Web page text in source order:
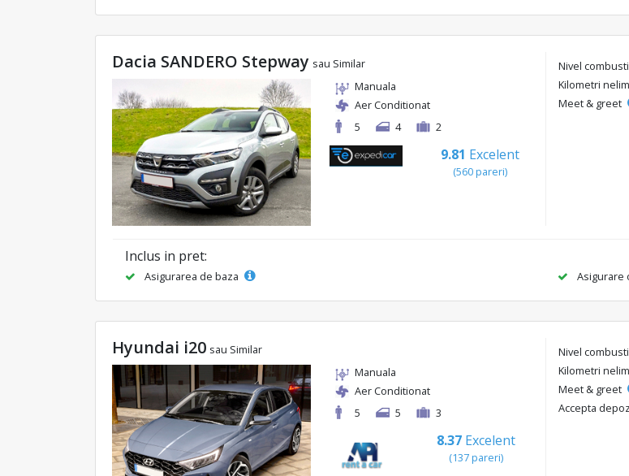
Dacia SANDERO Stepway sau Similar
Manuala
Aer Conditionat
5
4 2
9.81 Excelent
(560 pareri)
Nivel
Kilometri
Meet & greet
Inclus in pret:
Asigurarea de baza Asigurare
Hyundai i20 sau Similar
Manuala
Aer Conditionat
5
5 3
8.37 Excelent
(137 pareri)
Nivel
Kilometri
Meet & greet
Accepta